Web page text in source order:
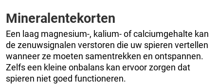
Mineralentekorten
Een laag magnesium-, kalium- of calciumgehalte kan
de zenuwsignalen verstoren die uw spieren vertellen
wanneer ze moeten samentrekken en ontspannen.
Zelfs een kleine onbalans kan ervoor zorgen dat
spieren niet goed functioneren.